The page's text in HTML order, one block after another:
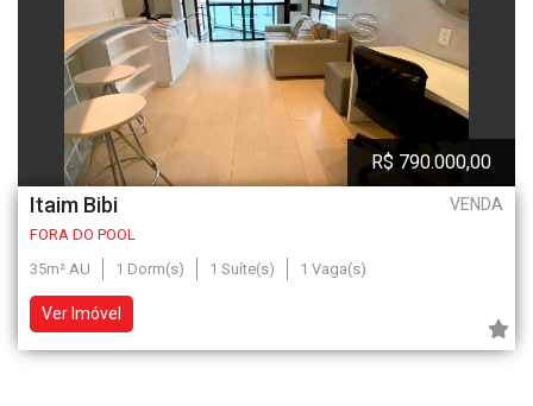
Itaim Bibi VENDA
R$ 790.000,00
FORA DO POOL
35m² AU
1 Dorm(s) 1 Suíte(s) 1 Vaga(s)
Ver Imóvel